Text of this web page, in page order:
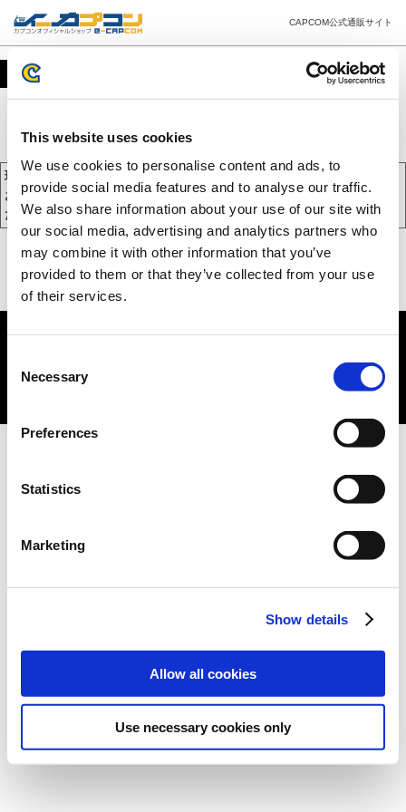
This website uses cookies
We use cookies to personalise content and ads, to
provide social media features and to analyse our traffic.
We also share information about your use of our site with
our social media, advertising and analytics partners who
may combine it with other information that you’ve
provided to them or that they’ve collected from your use
of their services.
Selection
Necessary
Preferences
Statistics
Marketing
Show details
Allow all cookies
Use necessary cookies only
CAPCOM公式通販サイト
カート
現在、カートには商品が入っておりません。
お買い物を続けるには下の 「お買い物を続ける」 をクリックしてく
ださい。